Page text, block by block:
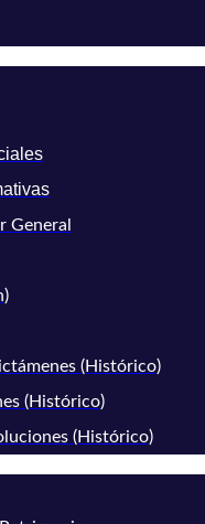
General
(Histórico)
(Histórico)
(Histórico)